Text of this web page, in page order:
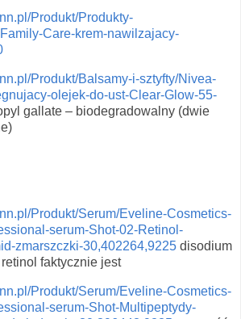
Produkt/Produkty-
Care-krem-nawilzajacy-
Produkt/Balsamy-i-sztyfty/Nivea-
olejek-do-ust-Clear-Glow-55-
gallate – biodegradowalny (dwie
Produkt/Serum/Eveline-Cosmetics-
serum-Shot-02-Retinol-
zmarszczki-30,402264,9225 disodium
faktycznie jest
Produkt/Serum/Eveline-Cosmetics-
serum-Shot-Multipeptydy-